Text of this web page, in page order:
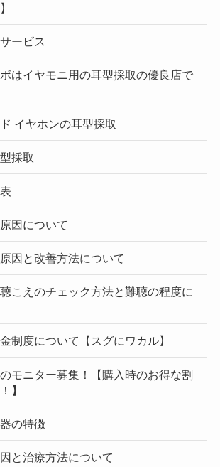
ービス
はイヤモニ用の耳型採取の優良店で
イヤホンの耳型採取
採取
因について
因と改善方法について
こえのチェック方法と難聴の程度に
制度について【スグにワカル】
モニター募集！【購入時のお得な割
】
の特徴
と治療方法について